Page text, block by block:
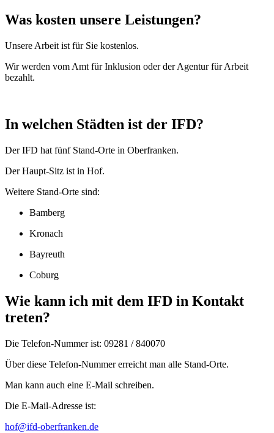
Was kosten unsere Leistungen?
Unsere Arbeit ist für Sie kostenlos.
Wir werden vom Amt für Inklusion oder der Agentur für Arbeit
bezahlt.
In welchen Städten ist der IFD?
Der IFD hat fünf Stand-Orte in Oberfranken.
Der Haupt-Sitz ist in Hof.
Weitere Stand-Orte sind:
Bamberg
Kronach
Bayreuth
Coburg
Wie kann ich mit dem IFD in Kontakt
treten?
Die Telefon-Nummer ist: 09281 / 840070
Über diese Telefon-Nummer erreicht man alle Stand-Orte.
Man kann auch eine E-Mail schreiben.
Die E-Mail-Adresse ist:
hof@ifd-oberfranken.de